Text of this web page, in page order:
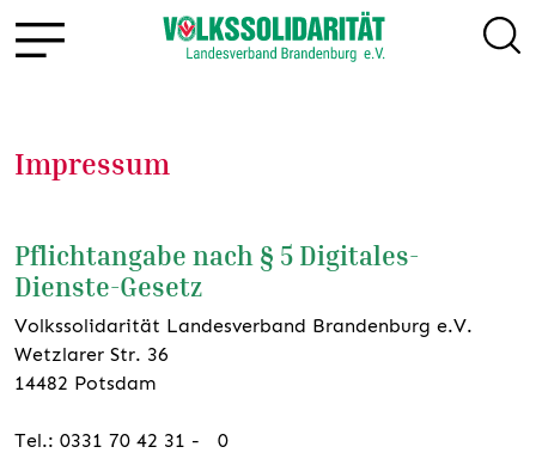
Impressum
Pflichtangabe nach § 5 Digitales-
Dienste-Gesetz
Volkssolidarität Landesverband Brandenburg e.V.
Wetzlarer Str. 36
14482 Potsdam
Tel.: 0331 70 42 31 - 0